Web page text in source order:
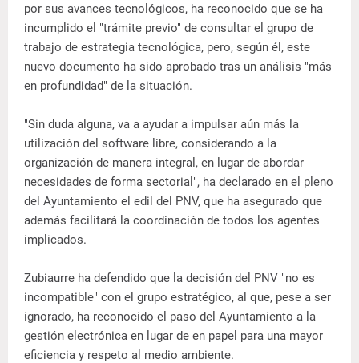
por sus avances tecnológicos, ha reconocido que se ha
incumplido el "trámite previo" de consultar el grupo de
trabajo de estrategia tecnológica, pero, según él, este
nuevo documento ha sido aprobado tras un análisis "más
en profundidad" de la situación.
"Sin duda alguna, va a ayudar a impulsar aún más la
utilización del software libre, considerando a la
organización de manera integral, en lugar de abordar
necesidades de forma sectorial", ha declarado en el pleno
del Ayuntamiento el edil del PNV, que ha asegurado que
además facilitará la coordinación de todos los agentes
implicados.
Zubiaurre ha defendido que la decisión del PNV "no es
incompatible" con el grupo estratégico, al que, pese a ser
ignorado, ha reconocido el paso del Ayuntamiento a la
gestión electrónica en lugar de en papel para una mayor
eficiencia y respeto al medio ambiente.